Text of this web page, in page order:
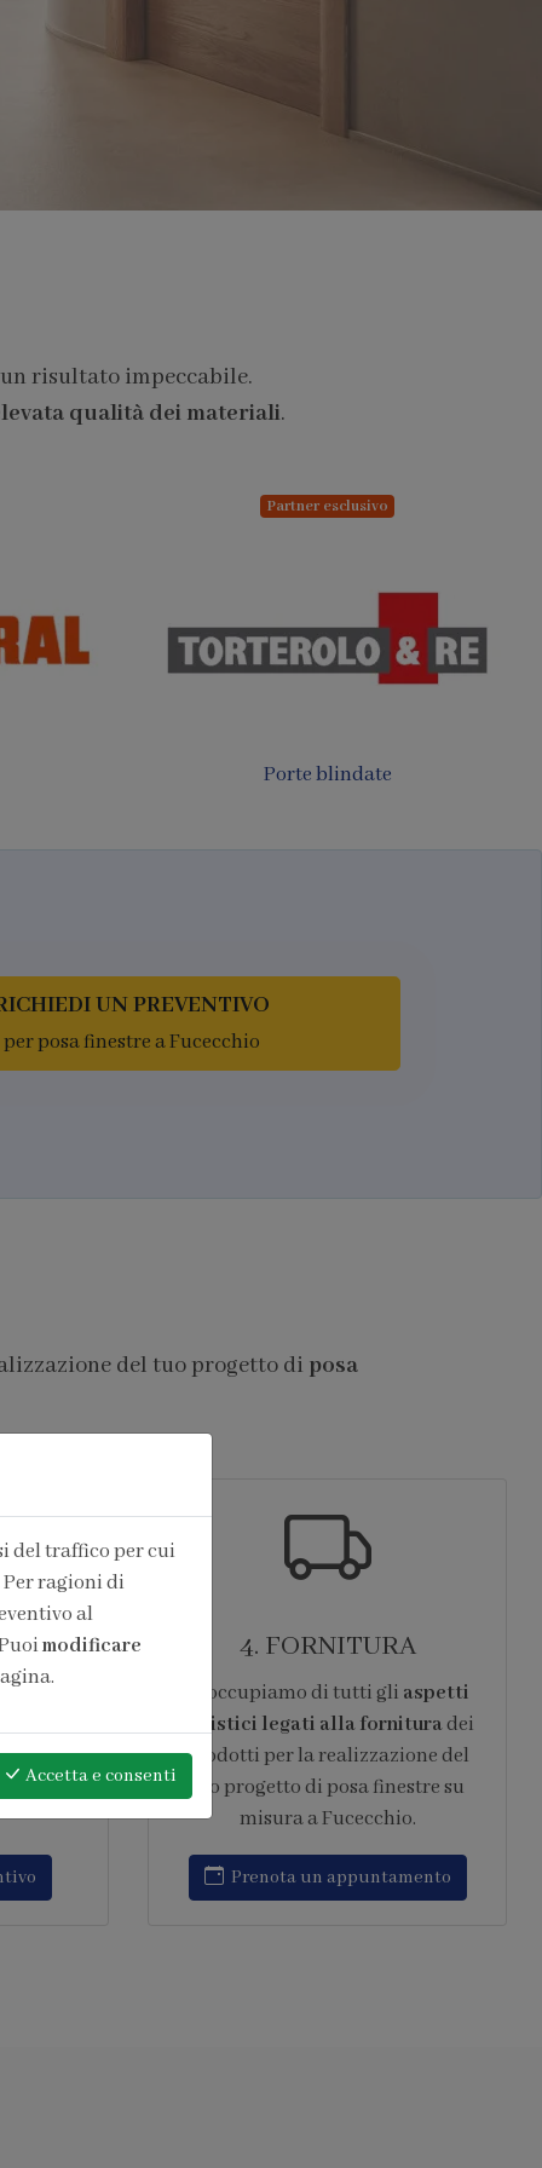
risultato impeccabile.
qualità dei materiali.
UN PREVENTIVO
per posa finestre a Fucecchio
del tuo progetto di posa
di
sistema
IFT
6. ASSISTENZA
Garantiamoassistenza post
vendita continuativa,
intervenendo rapidamente su ogni
tipo di problematica relativa al
progetto di posa finestre su misura
a Fucecchio.
del traffico per cui
ragioni di
al
modificare
Accettae consenti